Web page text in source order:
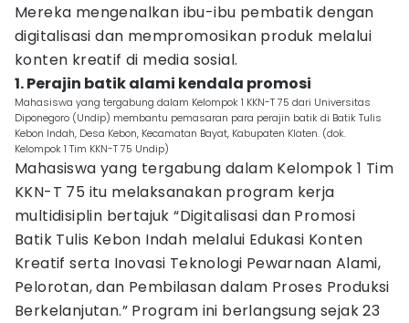
Mereka mengenalkan ibu-ibu pembatik dengan
digitalisasi dan mempromosikan produk melalui
konten kreatif di media sosial.
1. Perajin batik alami kendala promosi
Mahasiswa yang tergabung dalam Kelompok 1 KKN-T 75 dari Universitas
Diponegoro (Undip) membantu pemasaran para perajin batik di Batik Tulis
Kebon Indah, Desa Kebon, Kecamatan Bayat, Kabupaten Klaten. (dok.
Kelompok 1 Tim KKN-T 75 Undip)
Mahasiswa yang tergabung dalam Kelompok 1 Tim
KKN-T 75 itu melaksanakan program kerja
multidisiplin bertajuk “Digitalisasi dan Promosi
Batik Tulis Kebon Indah melalui Edukasi Konten
Kreatif serta Inovasi Teknologi Pewarnaan Alami,
Pelorotan, dan Pembilasan dalam Proses Produksi
Berkelanjutan.” Program ini berlangsung sejak 23